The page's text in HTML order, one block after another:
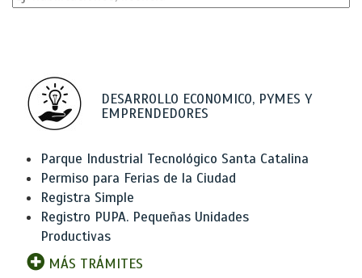
DESARROLLO ECONOMICO, PYMES Y
EMPRENDEDORES
Parque Industrial Tecnológico Santa Catalina
Permiso para Ferias de la Ciudad
Registra Simple
Registro PUPA. Pequeñas Unidades
Productivas
MÁS TRÁMITES